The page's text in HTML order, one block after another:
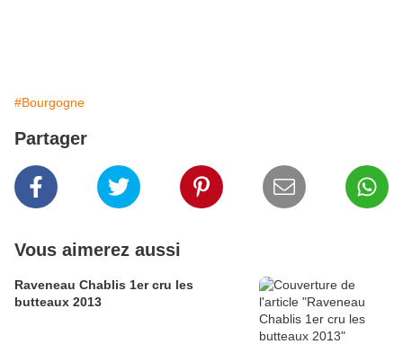
#Bourgogne
Partager
Vous aimerez aussi
Raveneau Chablis 1er cru les
butteaux 2013